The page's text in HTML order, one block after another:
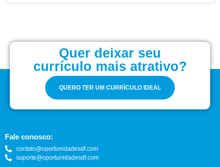
Quer deixar seu
currículo mais atrativo?
QUERO TER UM CURRÍCULO IDEAL
Fale conosco:
contato@oportunidadesdf.com
suporte@oportunidadesdf.com